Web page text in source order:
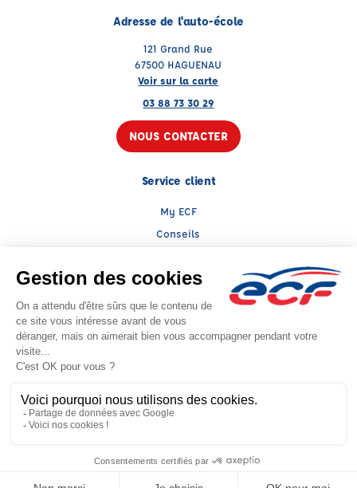
Adresse de l'auto-école
121 Grand Rue
67500 HAGUENAU
Voir sur la carte
03 88 73 30 29
NOUS CONTACTER
Service client
My ECF
Conseils
Présentation
Presse
Actualités